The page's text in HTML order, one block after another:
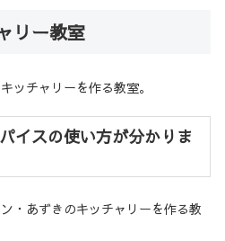
リー教室
ッチャリーを作る教室。
イスの使い方が分かりま
・あずきのキッチャリーを作る教